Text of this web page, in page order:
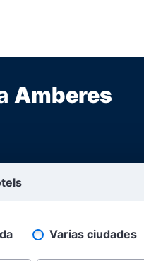
Amberes
Varias ciudades